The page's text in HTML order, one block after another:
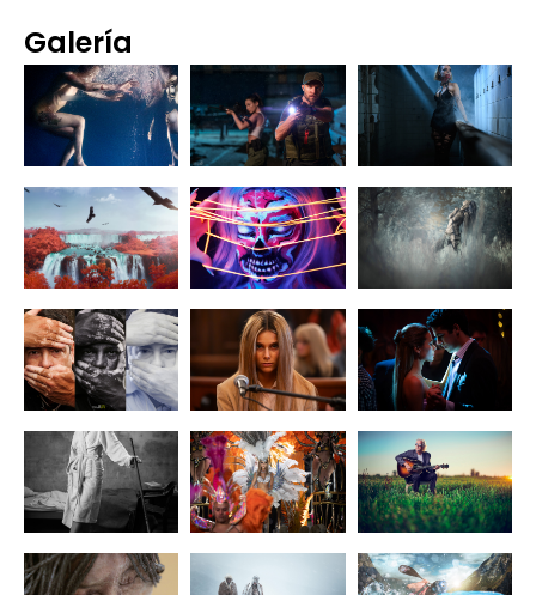
Galería